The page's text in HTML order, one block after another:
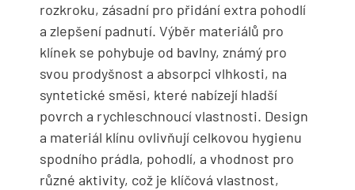
rozkroku, zásadní pro přidání extra pohodlí
a zlepšení padnutí. Výběr materiálů pro
klínek se pohybuje od bavlny, známý pro
svou prodyšnost a absorpci vlhkosti, na
syntetické směsi, které nabízejí hladší
povrch a rychleschnoucí vlastnosti. Design
a materiál klínu ovlivňují celkovou hygienu
spodního prádla, pohodlí, a vhodnost pro
různé aktivity, což je klíčová vlastnost,